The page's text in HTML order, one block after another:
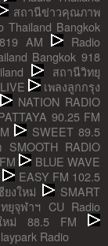
สถานีข่าวคุณภาพ
Thailand Bangkok
AM
Radio
Bangkok 918
สถานีวิทยุ
เพลงลูกกรุง
NATION RADIO
90.25 FM
SWEET 89.5
SMOOTH RADIO
BLUE WAVE
EASY FM 102.5
งใหม่
SMART
ยุจุฬาฯ CU Radio
ใหม่ 88.5 FM
Radio